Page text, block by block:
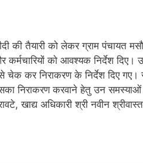
की तैयारी को लेकर ग्राम पंचायत
को आवश्यक निर्देश दिए।
चेक कर निराकरण के निर्देश दिए गए।
निराकरण करवाने हेतु उन समस्याओं
खाद्य अधिकारी श्री नवीन